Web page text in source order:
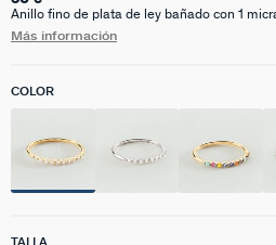
Anillo fino de plata de ley bañado con 1
opción ideal para combinar con los que ya
Más información
COLOR
TALLA